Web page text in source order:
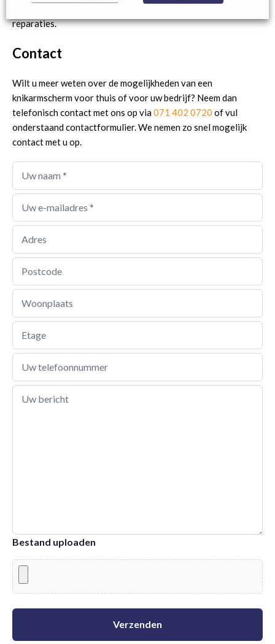
reparaties.
Contact
Wilt u meer weten over de mogelijkheden van een
knikarmscherm voor thuis of voor uw bedrijf? Neem dan
telefonisch contact met ons op via071 402 0720 of vul
onderstaand contactformulier. We nemen zo snel mogelijk
contact met u op.
Bestand uploaden